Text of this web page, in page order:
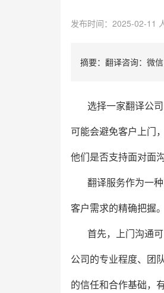
发布时间：2025-02-11
摘要：翻译咨询：微
选择一家翻译公
可能会避免客户上门
他们是否支持面对面
翻译服务作为一
客户需求的精确把握
首先，上门沟通
公司的专业程度、团
的信任和合作基础，